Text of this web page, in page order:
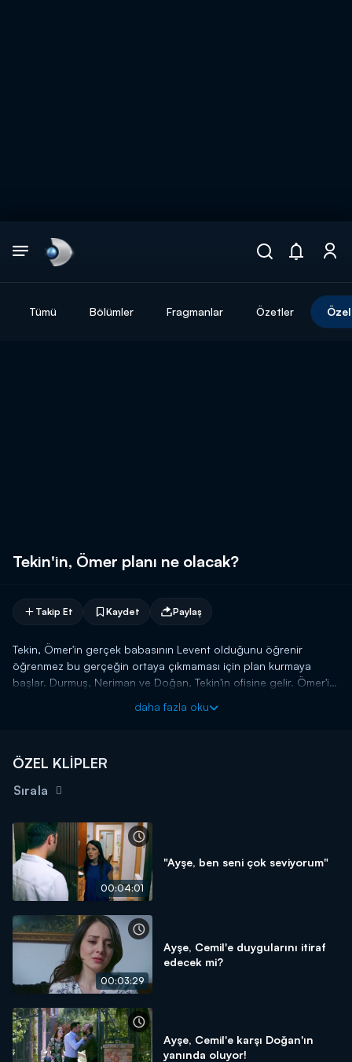
Tümü Bölümler Fragmanlar Özetler
Tekin'in, Ömer planı ne olacak?
Takip Et Kaydet Paylaş
Tekin, Ömer'in gerçek babasının Levent olduğunu öğrenir
öğrenmez bu gerçeğin ortaya çıkmaması için plan kurmaya
başlar. Durmuş, Neriman ve Doğan, Tekin'in ofisine gelir. Ömer'in
öğrenmeye çalışır. Ancak Tekin, Meryem'i Levent'e kaptırmamak
çıkmaması için Tekin'in planı ne olacak?
daha fazla oku
ÖZEL KLİPLER
Sırala
00:04:01
"Ayşe, ben seni çok seviyorum"
00:03:29
Ayşe, Cemil'e duygularını itiraf
edecek mi?
Ayşe, Cemil'e karşı Doğan'ın
yanında oluyor!